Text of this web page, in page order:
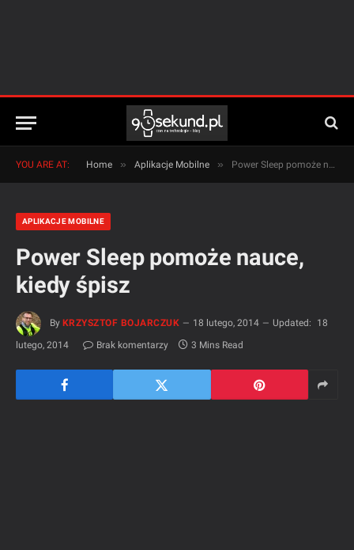
YOU ARE AT: Home » Aplikacje Mobilne » Power Sleep pomoże nauce, kiedy śpisz
APLIKACJE MOBILNE
Power Sleep pomoże nauce,
kiedy śpisz
By KRZYSZTOF BOJARCZUK 18 lutego, 2014 Updated:
18
lutego, 2014
Brak komentarzy 3 Mins Read